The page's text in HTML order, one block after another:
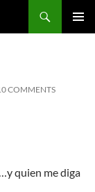
COMMENTS
quien me diga